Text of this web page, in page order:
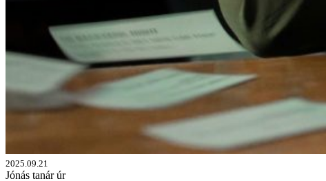
2025.09.21
Jónás tanár úr